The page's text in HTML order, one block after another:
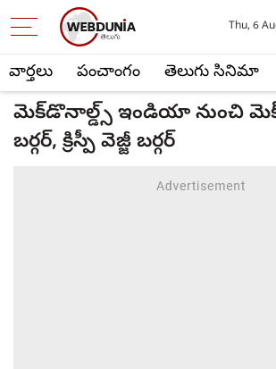
వార్తలు పంచాంగం తెలుగు సినిమా
Thu, 6
మెక్‌డొనాల్డ్స్ ఇండియా నుంచి
బర్గర్, క్రిస్పీ వెజ్జీ బర్గర్‌